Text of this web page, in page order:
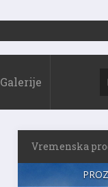
Galerije
Vremenska